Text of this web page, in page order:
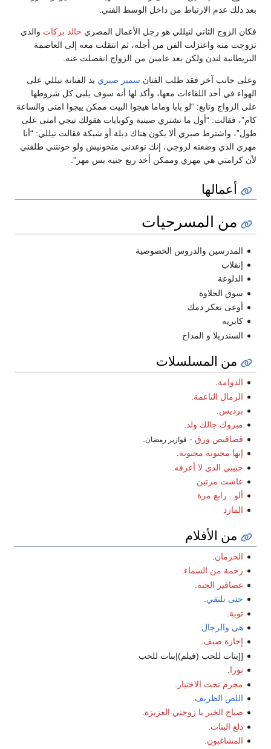
بعد ذلك عدم الارتباط من داخل الوسط الفني.
فكان الزوج الثاني لنيللي هو رجل الأعمال المصري خالد بركات والذي
تزوجت منه واعتزلت الفن من أجله، ثم انتقلت معه إلى العاصمة
البريطانية لندن ولكن بعد عامين من الزواج انفصلت عنه.
وعلى جانب آخر فقد طلب الفنان سمير صبري يد الفنانة نيللي على
الهواء في أحد اللقاءات معها، وأكد لها أنه سوف يلبي كل شروطها
على الزواج وتابع: “لو بابا وماما هيجوا البيت ممكن ييجوا امتى والساعة
كام”، فقالت: “أول ما نشتري صينية وكوبايات هقولك تيجي امتى على
طول”، واشترط صبري ألا يكون هناك دبلة أو شبكة فقالت نيللي: “أنا
مهري الذي وضعته لزوجي، إنك توعدني متخونيش ولو خونتني طلقني
لأن كرامتي هي مهري وممكن أخد ربع جنيه بس مهر”.
أعمالها
من المسرحيات
المدرسين والدروس الخصوصية
إنقلاب
الدلوعة
سوق الحلاوة
أوعى تعكر دمك
كابريه
السندريلا و المداح
من المسلسلات
الدوامة
الرمال الناعمة
برديس
مبروك جالك ولد.
قصاقيص ورق - فوازير رمضان
إنها مجنونة مجنونة
حبيبي الذي لا أعرفه
عاشت مرتين
ألو.. رابع مرة
المارد
من الأفلام
الحرمان
رحمة من السماء.
عصافير الجنة
حتى نلتقي
توبة
هي والرجال
إجازة صيف.
[[بنات للحب (فيلم)|بنات للحب
نورا
مجرم تحت الاختيار
اللص الظريف
صباح الخير يا زوجتي العزيزة.
دلع البنات
المشاغبون